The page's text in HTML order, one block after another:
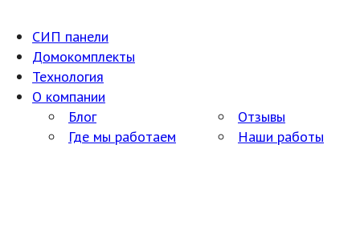
СИП панели
Домокомплекты
Технология
О компании
Блог
Где мы работаем
Отзывы
Наши работы